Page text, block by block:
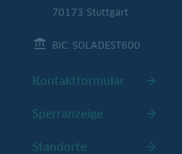
70173 Stuttgart
BIC: SOLADEST600
Kontaktformular
Sperranzeige
Standorte